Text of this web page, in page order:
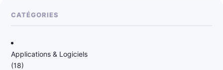
CATÉGORIES
Applications & Logiciels
(18)